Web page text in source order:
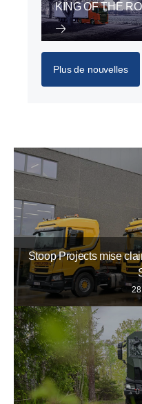
KING OF THE
Plus de nouvelles
Stoop Projects mise